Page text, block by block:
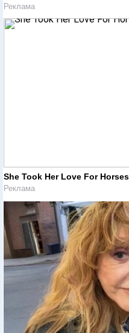
Реклама
She Took Her Love For
Реклама